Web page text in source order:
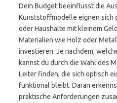
Dein Budget beeinflusst die
Kunststoffmodelle eignen sich
oder Haushalte mit kleinem
Materialien wie Holz oder
investieren. Je nachdem,
kannst du durch die Wahl des
Leiter finden, die sich optisch
funktional bleibt. Daran
praktische Anforderungen